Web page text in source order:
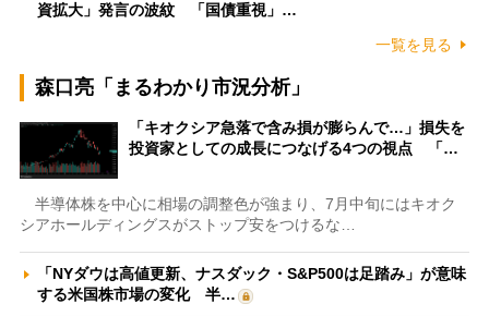
資拡大」発言の波紋 「国債重視」…
一覧を見る
森口亮「まるわかり市況分析」
「キオクシア急落で含み損が膨らんで…」損失を
投資家としての成長につなげる4つの視点 「…
半導体株を中心に相場の調整色が強まり、7月中旬にはキオク
シアホールディングスがストップ安をつけるな…
「NYダウは高値更新、ナスダック・S&P500は足踏み」が意味
する米国株市場の変化 半…